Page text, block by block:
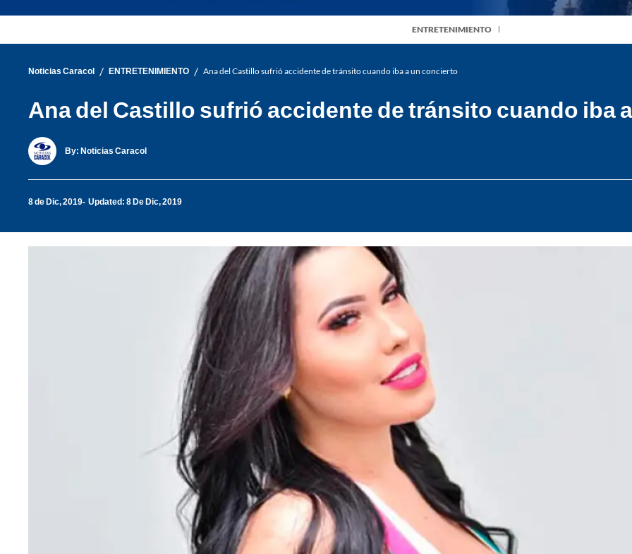
ENTRETENIMIENTO
Noticias Caracol / ENTRETENIMIENTO / Ana del Castillo sufrió accidente de tránsito cuando iba a un concierto
Ana del Castillo sufrió accidente de tránsito cuando iba
By: Noticias Caracol
8 de Dic, 2019 Updated: 8 De Dic, 2019